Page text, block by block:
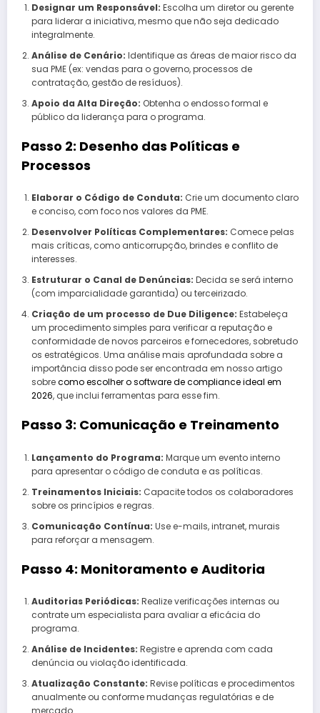
Designar um Responsável: Escolha um diretor ou gerente
para liderar a iniciativa, mesmo que não seja dedicado
integralmente.
Análise de Cenário: Identifique as áreas de maior risco da
sua PME (ex: vendas para o governo, processos de
contratação, gestão de resíduos).
Apoio da Alta Direção: Obtenha o endosso formal e
público da liderança para o programa.
Passo 2: Desenho das Políticas e
Processos
Elaborar o Código de Conduta: Crie um documento claro
e conciso, com foco nos valores da PME.
Desenvolver Políticas Complementares: Comece pelas
mais críticas, como anticorrupção, brindes e conflito de
interesses.
Estruturar o Canal de Denúncias: Decida se será interno
(com imparcialidade garantida) ou terceirizado.
Criação de um processo de Due Diligence: Estabeleça
um procedimento simples para verificar a reputação e
conformidade de novos parceiros e fornecedores, sobretudo
os estratégicos. Uma análise mais aprofundada sobre a
importância disso pode ser encontrada em nosso artigo
sobrecomo escolher o software de compliance ideal em
2026, que inclui ferramentas para esse fim.
Passo 3: Comunicação e Treinamento
Lançamento do Programa: Marque um evento interno
para apresentar o código de conduta e as políticas.
Treinamentos Iniciais: Capacite todos os colaboradores
sobre os princípios e regras.
Comunicação Contínua: Use e-mails, intranet, murais
para reforçar a mensagem.
Passo 4: Monitoramento e Auditoria
Auditorias Periódicas: Realize verificações internas ou
contrate um especialista para avaliar a eficácia do
programa.
Análise de Incidentes: Registre e aprenda com cada
denúncia ou violação identificada.
Atualização Constante: Revise políticas e procedimentos
anualmente ou conforme mudanças regulatórias e de